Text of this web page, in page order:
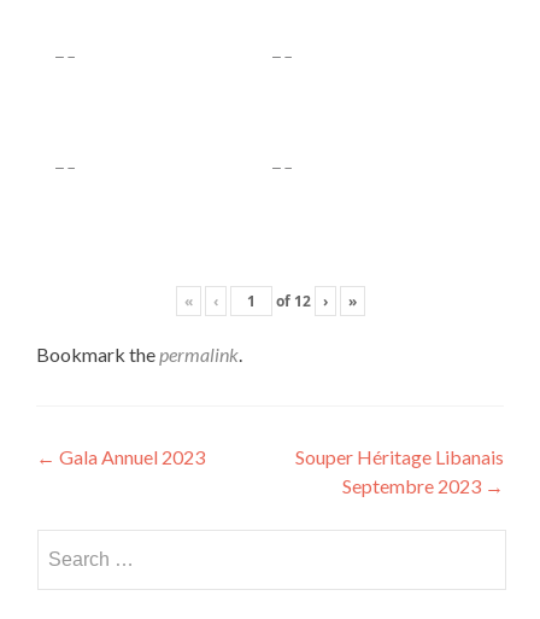
« ‹ of 12 › »
Bookmark thepermalink.
Post
← Gala Annuel 2023
Souper Héritage Libanais
Septembre 2023 →
for: